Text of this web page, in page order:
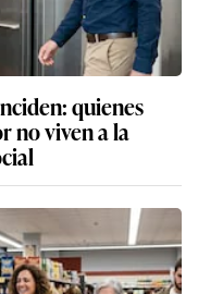
quienes
no viven a la